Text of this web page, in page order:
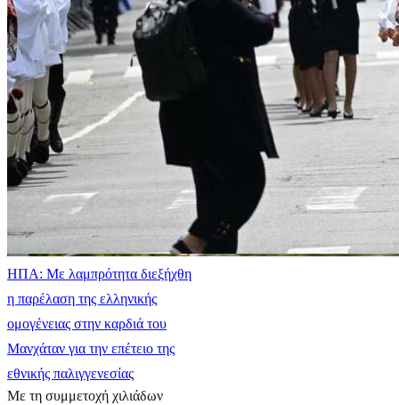
ΗΠΑ: Με λαμπρότητα διεξήχθη
η παρέλαση της ελληνικής
ομογένειας στην καρδιά του
Μανχάταν για την επέτειο της
εθνικής παλιγγενεσίας
Με τη συμμετοχή χιλιάδων